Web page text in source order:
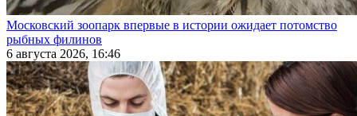
Московский зоопарк впервые в истории ожидает потомство
рыбных филинов
6 августа 2026, 16:46